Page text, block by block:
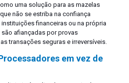
uma solução para as mazelas
não se estriba na confiança
financeiras ou na própria
afiançadas por provas
transações seguras e irreversíveis.
em vez de